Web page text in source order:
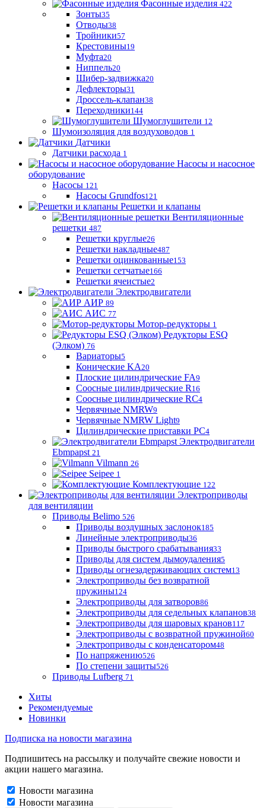
Фасонные изделия 422
Зонты35
Отводы38
Тройники57
Крестовины19
Муфта20
Ниппель20
Шибер-задвижка20
Дефлекторы31
Дроссель-клапан38
Переходники144
Шумоглушители 12
Шумоизоляция для воздуховодов 1
Датчики
Датчики расхода 1
Насосы и насосное
оборудование
Насосы 121
Насосы Grundfos121
Решетки и клапаны
Вентиляционные
решетки 487
Решетки круглые26
Решетки накладные487
Решетки оцинкованные153
Решетки сетчатые166
Решетки ячеистые2
Электродвигатели
АИР 89
АИС 77
Мотор-редукторы 1
Редукторы ESQ
(Элком) 76
Вариаторы5
Конические KA20
Плоские цилиндрические FA9
Соосные цилиндрические R 16
Соосные цилиндрические RC4
Червячные NMRW9
Червячные NMRW Light9
Цилиндрические приставки PC4
Электродвигатели
Ebmpapst 21
Vilmann 26
Seipee 1
Комплектующие 122
Электроприводы
для вентиляции
Приводы Belimo 526
Приводы воздушных заслонок185
Линейные электроприводы36
Приводы быстрого срабатывания33
Приводы для систем дымоудаления5
Приводы огнезадерживающих систем13
Электроприводы без возвратной
пружины124
Электроприводы для затворов86
Электроприводы для седельных клапанов38
Электроприводы для шаровых кранов117
Электроприводы с возвратной пружиной60
Электроприводы с конденсатором48
По напряжению526
По степени защиты526
Приводы Lufberg 71
Хиты
Рекомендуемые
Новинки
Подписка на новости магазина
Подпишитесь на рассылку и получайте свежие новости и
акции нашего магазина.
Новости магазина
Новости магазина